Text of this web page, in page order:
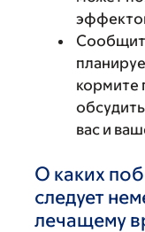
кормите
вас и
О каких
следует
лечащему